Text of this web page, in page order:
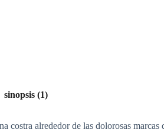
sinopsis (1)
alrededor de las dolorosas marcas